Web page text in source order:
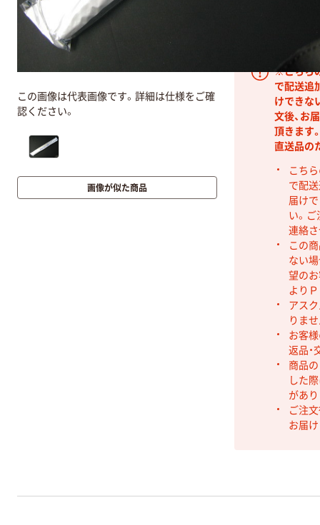
※こちら
で配送追
けできな
文後、お
頂きます
直送品の
こち
で配
届け
い。ご
連絡
この
ない
望のお
より
アス
りませ
お客
返品・
商品
した
があり
ご注
お届
この画像は代表画像です。詳細は仕様をご確
認ください。
画像が似た商品